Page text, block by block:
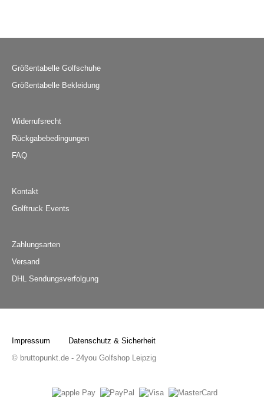
Größentabelle Golfschuhe
Größentabelle Bekleidung
Widerrufsrecht
Rückgabebedingungen
FAQ
Kontakt
Golftruck Events
Zahlungsarten
Versand
DHL Sendungsverfolgung
Impressum
Datenschutz & Sicherheit
© bruttopunkt.de - 24you Golfshop Leipzig